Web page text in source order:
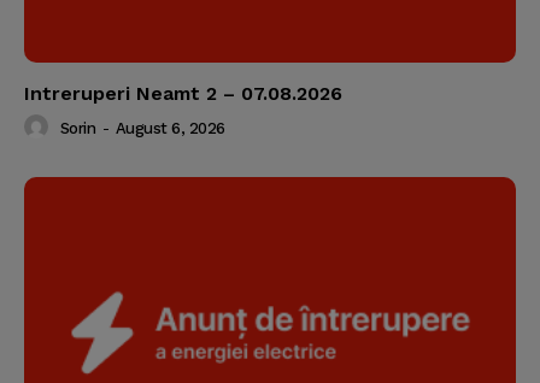
Intreruperi Neamt 2 – 07.08.2026
Sorin - August 6, 2026